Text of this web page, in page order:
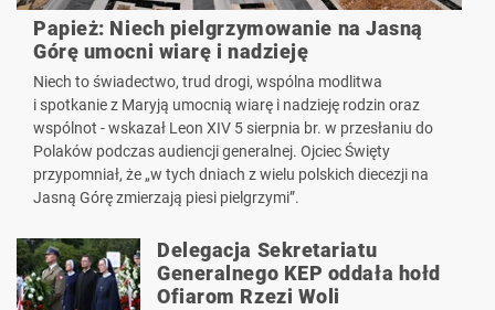
Papież: Niech pielgrzymowanie na Jasną
Górę umocni wiarę i nadzieję
Niech to świadectwo, trud drogi, wspólna modlitwa
i spotkanie z Maryją umocnią wiarę i nadzieję rodzin oraz
wspólnot - wskazał Leon XIV 5 sierpnia br. w przesłaniu do
Polaków podczas audiencji generalnej. Ojciec Święty
przypomniał, że „w tych dniach z wielu polskich diecezji na
Jasną Górę zmierzają piesi pielgrzymi”.
Delegacja Sekretariatu
Generalnego KEP oddała hołd
Ofiarom Rzezi Woli